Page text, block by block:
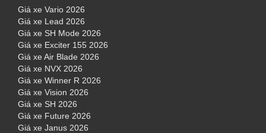
Giá xe Vario 2026
Giá xe Lead 2026
Giá xe SH Mode 2026
Giá xe Exciter 155 2026
Giá xe Air Blade 2026
Giá xe NVX 2026
Giá xe Winner R 2026
Giá xe Vision 2026
Giá xe SH 2026
Giá xe Future 2026
Giá xe Janus 2026